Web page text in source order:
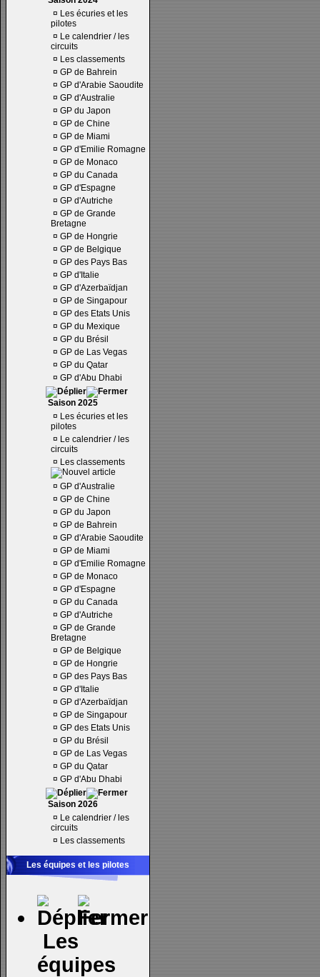
¤ Les écuries et les
pilotes
¤ Le calendrier / les
circuits
¤ Les classements
¤ GP de Bahrein
¤ GP d'Arabie Saoudite
¤ GP d'Australie
¤ GP du Japon
¤ GP de Chine
¤ GP de Miami
¤ GP d'Emilie Romagne
¤ GP de Monaco
¤ GP du Canada
¤ GP d'Espagne
¤ GP d'Autriche
¤ GP de Grande
Bretagne
¤ GP de Hongrie
¤ GP de Belgique
¤ GP des Pays Bas
¤ GP d'Italie
¤ GP d'Azerbaïdjan
¤ GP de Singapour
¤ GP des Etats Unis
¤ GP du Mexique
¤ GP du Brésil
¤ GP de Las Vegas
¤ GP du Qatar
¤ GP d'Abu Dhabi
Saison 2025
¤ Les écuries et les
pilotes
¤ Le calendrier / les
circuits
¤ Les classements
¤ GP d'Australie
¤ GP de Chine
¤ GP du Japon
¤ GP de Bahrein
¤ GP d'Arabie Saoudite
¤ GP de Miami
¤ GP d'Emilie Romagne
¤ GP de Monaco
¤ GP d'Espagne
¤ GP du Canada
¤ GP d'Autriche
¤ GP de Grande
Bretagne
¤ GP de Belgique
¤ GP de Hongrie
¤ GP des Pays Bas
¤ GP d'Italie
¤ GP d'Azerbaïdjan
¤ GP de Singapour
¤ GP des Etats Unis
¤ GP du Brésil
¤ GP de Las Vegas
¤ GP du Qatar
¤ GP d'Abu Dhabi
Saison 2026
¤ Le calendrier / les
circuits
¤ Les classements
Les équipes et les pilotes
Les
équipes